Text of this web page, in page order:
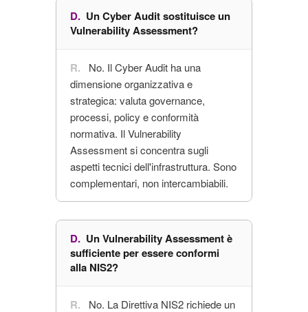
Un Cyber Audit sostituisce un
Vulnerability Assessment?
No. Il Cyber Audit ha una
dimensione organizzativa e
strategica: valuta governance,
processi, policy e conformità
normativa. Il Vulnerability
Assessment si concentra sugli
aspetti tecnici dell'infrastruttura. Sono
complementari, non intercambiabili.
Un Vulnerability Assessment è
sufficiente per essere conformi
alla NIS2?
No. La Direttiva NIS2 richiede un